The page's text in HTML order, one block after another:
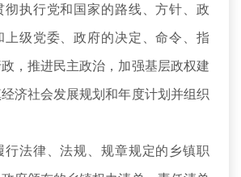
执行党和国家的路线、方针、政
上级党委、政府的决定、命令、指
，推进民主政治，加强基层政权建
济社会发展规划和年度计划并组织
法律、法规、规章规定的乡镇职